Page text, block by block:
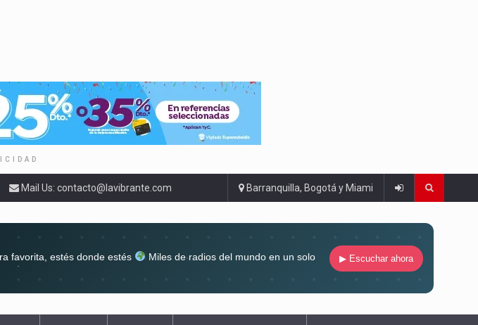
Mail Us: contacto@lavibrante.com Barranquilla, Bogotá y Miami
favorita, estés donde estés
Miles de radios del mundo en un solo
▶ Escuchar ahora